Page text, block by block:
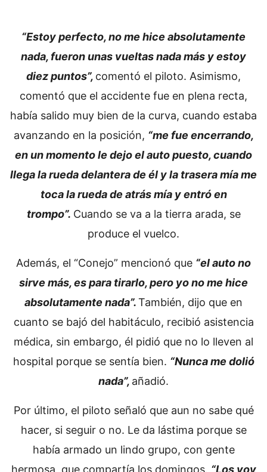
“Estoy perfecto, no me hice absolutamente
nada, fueron unas vueltas nada más y estoy
diez puntos”, comentó el piloto. Asimismo,
comentó que el accidente fue en plena recta,
había salido muy bien de la curva, cuando estaba
avanzando en la posición, “me fue encerrando,
en un momento le dejo el auto puesto, cuando
llega la rueda delantera de él y la trasera mía me
toca la rueda de atrás mía y entró en
trompo”. Cuando se va a la tierra arada, se
produce el vuelco.
Además, el “Conejo” mencionó que “el auto no
sirve más, es para tirarlo, pero yo no me hice
absolutamente nada”.También, dijo que en
cuanto se bajó del habitáculo, recibió asistencia
médica, sin embargo, él pidió que no lo lleven al
hospital porque se sentía bien. “Nunca me dolió
nada”, añadió.
Por último, el piloto señaló que aun no sabe qué
hacer, si seguir o no. Le da lástima porque se
había armado un lindo grupo, con gente
hermosa, que compartía los domingos. “Los voy